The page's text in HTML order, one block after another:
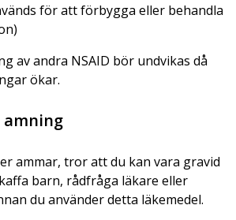
för att förbygga eller behandla
av andra NSAID bör undvikas då
ökar.
ammar, tror att du kan vara gravid
barn, rådfråga läkare eller
du använder detta läkemedel.